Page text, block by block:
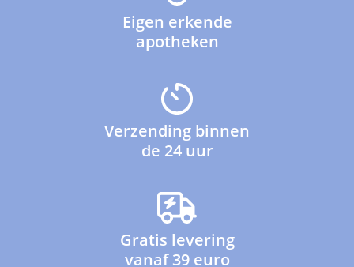
Eigen erkende
apotheken
Verzending binnen
de 24 uur
Gratis levering
vanaf 39 euro